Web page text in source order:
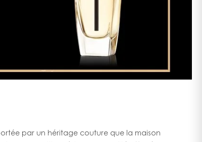
par un héritage couture que la maison